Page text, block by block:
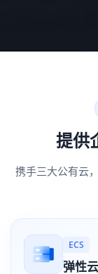
提供
携手三大公有云
ECS
弹性